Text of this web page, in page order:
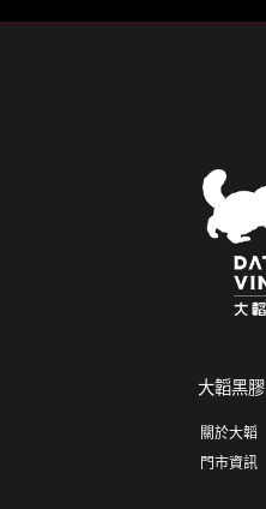
大韜黑膠
關於大韜
門市資訊